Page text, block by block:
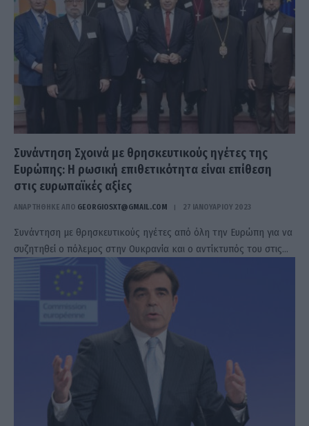
Συνάντηση Σχοινά με θρησκευτικούς ηγέτες της
Ευρώπης: Η ρωσική επιθετικότητα είναι επίθεση
στις ευρωπαϊκές αξίες
ΑΝΑΡΤΗΘΗΚΕ ΑΠΟ GEORGIOSXT@GMAIL.COM 27 ΙΑΝΟΥΑΡΊΟΥ 2023
Συνάντηση με θρησκευτικούς ηγέτες από όλη την Ευρώπη για να
συζητηθεί ο πόλεμος στην Ουκρανία και ο αντίκτυπός του στις…